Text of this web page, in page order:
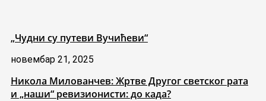
„Чудни су путеви Вучићеви“
новембар 21, 2025
Никола Милованчев: Жртве Другог светског рата
и „наши“ ревизионисти: до када?